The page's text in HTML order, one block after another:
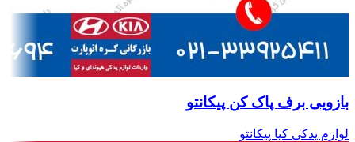
بازویی برف پاک کن پیکانتو
لوازم یدکی کیا پیکانتو